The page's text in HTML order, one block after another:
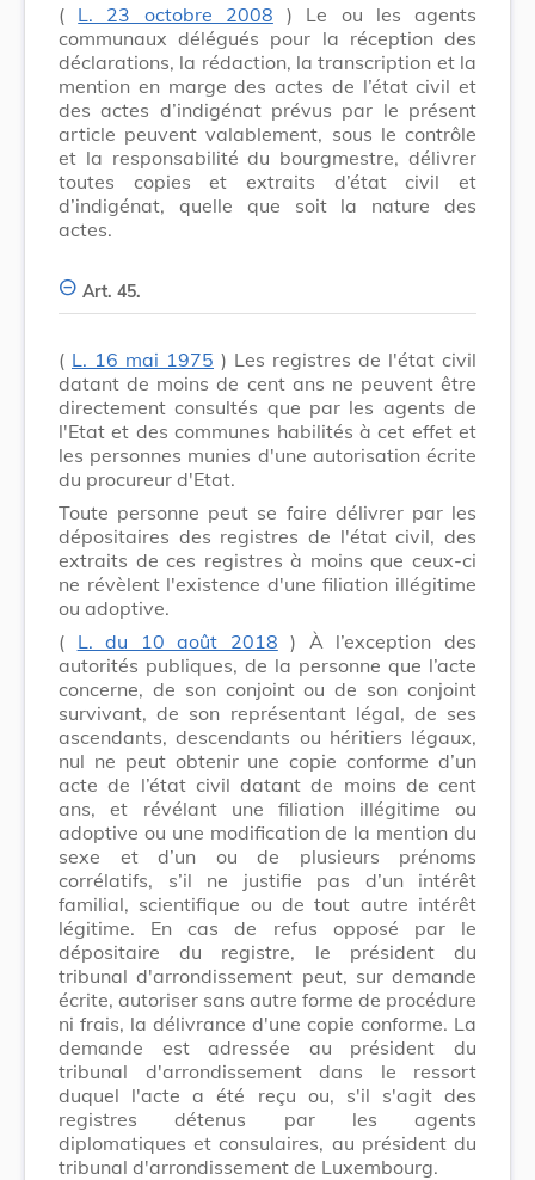
( L. 23 octobre 2008 ) Le ou les agents
communaux délégués pour la réception des
déclarations, la rédaction, la transcription et la
mention en marge des actes de l’état civil et
des actes d’indigénat prévus par le présent
article peuvent valablement, sous le contrôle
et la responsabilité du bourgmestre, délivrer
toutes copies et extraits d’état civil et
d’indigénat, quelle que soit la nature des
actes.
Art. 45.
( L. 16 mai 1975 ) Les registres de l'état civil
datant de moins de cent ans ne peuvent être
directement consultés que par les agents de
l'Etat et des communes habilités à cet effet et
les personnes munies d'une autorisation écrite
du procureur d'Etat.
Toute personne peut se faire délivrer par les
dépositaires des registres de l'état civil, des
extraits de ces registres à moins que ceux-ci
ne révèlent l'existence d'une filiation illégitime
ou adoptive.
( L. du 10 août 2018 ) À l’exception des
autorités publiques, de la personne que l’acte
concerne, de son conjoint ou de son conjoint
survivant, de son représentant légal, de ses
ascendants, descendants ou héritiers légaux,
nul ne peut obtenir une copie conforme d’un
acte de l’état civil datant de moins de cent
ans, et révélant une filiation illégitime ou
adoptive ou une modification de la mention du
sexe et d’un ou de plusieurs prénoms
corrélatifs, s’il ne justifie pas d’un intérêt
familial, scientifique ou de tout autre intérêt
légitime. En cas de refus opposé par le
dépositaire du registre, le président du
tribunal d'arrondissement peut, sur demande
écrite, autoriser sans autre forme de procédure
ni frais, la délivrance d'une copie conforme. La
demande est adressée au président du
tribunal d'arrondissement dans le ressort
duquel l'acte a été reçu ou, s'il s'agit des
registres détenus par les agents
diplomatiques et consulaires, au président du
tribunal d'arrondissement de Luxembourg.